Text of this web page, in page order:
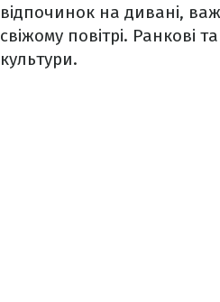
відпочинок на дивані,
свіжому повітрі. Ранкові
культури.